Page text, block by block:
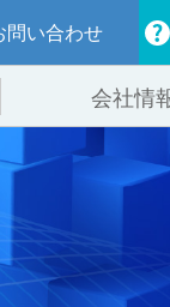
問い合わせ
けシステム
システム
会社情
概要
紹介